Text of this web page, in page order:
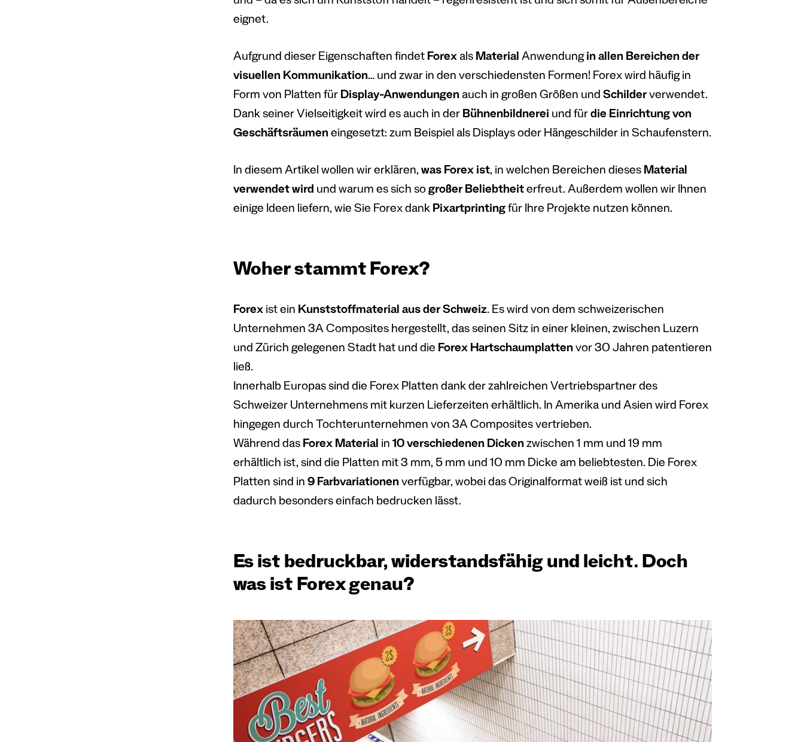
eignet.
Aufgrund dieser Eigenschaften findet Forexals Material Anwendungin allen Bereichen der
visuellen Kommunikation… und zwar in den verschiedensten Formen! Forex wird häufig in
Form von Platten für Display-Anwendungenauch in großen Größen und Schilderverwendet.
Dank seiner Vielseitigkeit wird es auch in der Bühnenbildnerei und fürdie Einrichtung von
Geschäftsräumeneingesetzt: zum Beispiel als Displays oder Hängeschilder in Schaufenstern.
In diesem Artikel wollen wir erklären, was Forex ist, in welchen Bereichen dieses Material
verwendet wird und warum es sich sogroßer Beliebtheiterfreut. Außerdem wollen wir Ihnen
einige Ideen liefern, wie Sie Forex dank Pixartprintingfür Ihre Projekte nutzen können.
Woher stammt Forex?
Forexist ein Kunststoffmaterial aus der Schweiz. Es wird von dem schweizerischen
Unternehmen 3A Composites hergestellt, das seinen Sitz in einer kleinen, zwischen Luzern
und Zürich gelegenen Stadt hat und die Forex Hartschaumplattenvor 30 Jahren patentieren
ließ.
Innerhalb Europas sind die Forex Platten dank der zahlreichen Vertriebspartner des
Schweizer Unternehmens mit kurzen Lieferzeiten erhältlich. In Amerika und Asien wird Forex
hingegen durch Tochterunternehmen von 3A Composites vertrieben.
Während das Forex Material in 10 verschiedenen Dickenzwischen 1 mm und 19 mm
erhältlich ist, sind die Platten mit 3 mm, 5 mm und 10 mm Dicke am beliebtesten. Die Forex
Platten sind in 9 Farbvariationenverfügbar, wobei das Originalformat weiß ist und sich
dadurch besonders einfach bedrucken lässt.
Es ist bedruckbar, widerstandsfähig und leicht. Doch
was ist Forex genau?